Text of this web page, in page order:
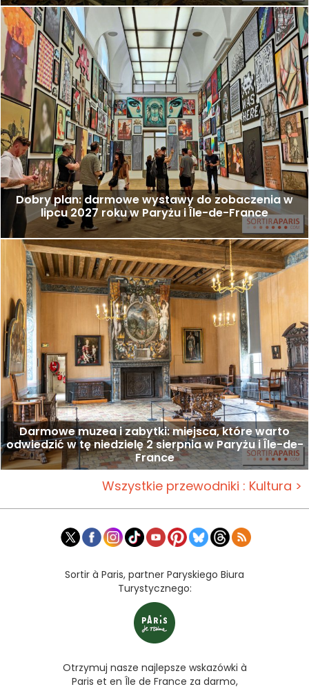
Dobry plan: darmowe wystawy do zobaczenia w
lipcu 2027 roku w Paryżu i Île-de-France
Darmowe muzea i zabytki: miejsca, które warto
odwiedzić w tę niedzielę 2 sierpnia w Paryżu i Île-de-
France
Wszystkie przewodniki : Kultura >
Sortir à Paris, partner Paryskiego Biura
Turystycznego:
Otrzymuj nasze najlepsze wskazówki à
Paris et en Île de France za darmo,